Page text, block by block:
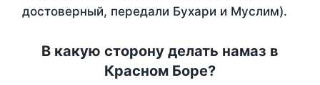
достоверный, передали Бухари и Муслим).
В какую сторону делать намаз в
Красном Боре?